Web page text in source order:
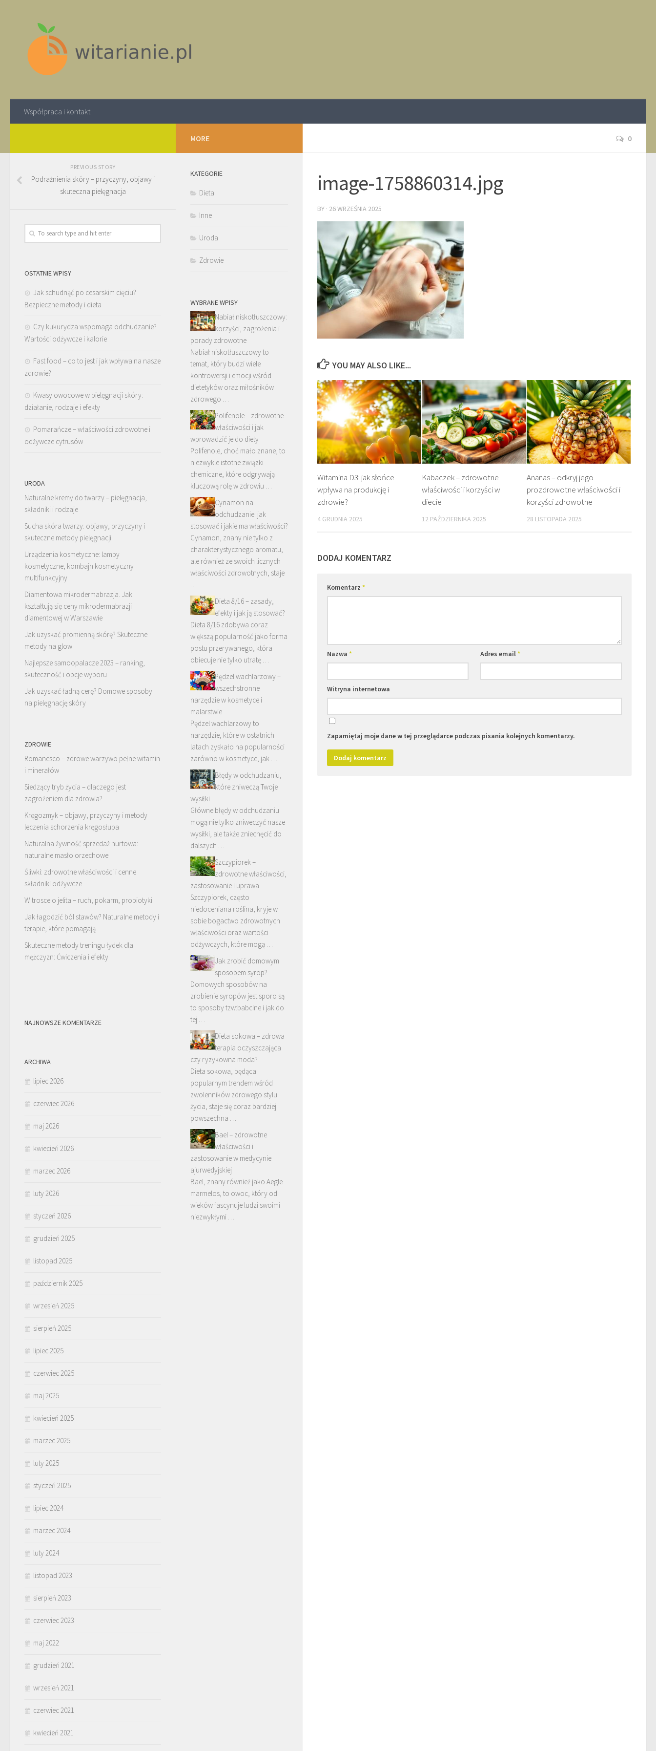
Współpraca i kontakt
0
image-1758860314.jpg
BY · 26 WRZEŚNIA 2025
YOU MAY ALSO LIKE...
Witamina D3: jak słońce
wpływa na produkcję i
zdrowie?
4 GRUDNIA 2025
Kabaczek – zdrowotne
właściwości i korzyści w
diecie
12 PAŹDZIERNIKA 2025
Ananas – odkryj jego
prozdrowotne właściwości i
korzyści zdrowotne
28 LISTOPADA 2025
DODAJ KOMENTARZ
Komentarz *
Nazwa * Adres email*
Witryna internetowa
Zapamiętaj moje dane w tej przeglądarce podczas pisania kolejnych komentarzy.
PREVIOUS STORY
Podrażnienia skóry – przyczyny, objawy i
skuteczna pielęgnacja
OSTATNIE WPISY
Jak schudnąć po cesarskim cięciu?
Bezpieczne metody i dieta
Czy kukurydza wspomaga odchudzanie?
Wartości odżywcze i kalorie
Fast food – co to jest i jak wpływa na nasze
zdrowie?
Kwasy owocowe w pielęgnacji skóry:
działanie, rodzaje i efekty
Pomarańcze – właściwości zdrowotne i
odżywcze cytrusów
URODA
Naturalne kremy do twarzy – pielęgnacja,
składniki i rodzaje
Sucha skóra twarzy: objawy, przyczyny i
skuteczne metody pielęgnacji
Urządzenia kosmetyczne: lampy
kosmetyczne, kombajn kosmetyczny
multifunkcyjny
Diamentowa mikrodermabrazja. Jak
kształtują się ceny mikrodermabrazji
diamentowej w Warszawie
Jak uzyskać promienną skórę? Skuteczne
metody na glow
Najlepsze samoopalacze 2023 – ranking,
skuteczność i opcje wyboru
Jak uzyskać ładną cerę? Domowe sposoby
na pielęgnację skóry
ZDROWIE
Romanesco – zdrowe warzywo pełne witamin
i minerałów
Siedzący tryb życia – dlaczego jest
zagrożeniem dla zdrowia?
Kręgozmyk – objawy, przyczyny i metody
leczenia schorzenia kręgosłupa
Naturalna żywność sprzedaż hurtowa:
naturalne masło orzechowe
Śliwki: zdrowotne właściwości i cenne
składniki odżywcze
W trosce o jelita – ruch, pokarm, probiotyki
Jak łagodzić ból stawów? Naturalne metody i
terapie, które pomagają
Skuteczne metody treningu łydek dla
mężczyzn: Ćwiczenia i efekty
NAJNOWSZE KOMENTARZE
ARCHIWA
lipiec 2026
czerwiec 2026
maj 2026
kwiecień 2026
marzec 2026
luty 2026
styczeń 2026
grudzień 2025
listopad 2025
październik 2025
wrzesień 2025
sierpień 2025
lipiec 2025
czerwiec 2025
maj 2025
kwiecień 2025
marzec 2025
luty 2025
styczeń 2025
lipiec 2024
marzec 2024
luty 2024
listopad 2023
sierpień 2023
czerwiec 2023
maj 2022
grudzień 2021
wrzesień 2021
czerwiec 2021
kwiecień 2021
MORE
KATEGORIE
Dieta
Inne
Uroda
Zdrowie
WYBRANE WPISY
Nabiał niskotłuszczowy:
korzyści, zagrożenia i
porady zdrowotne
Nabiał niskotłuszczowy to
temat, który budzi wiele
kontrowersji i emocji wśród
dietetyków oraz miłośników
zdrowego …
Polifenole – zdrowotne
właściwości i jak
wprowadzić je do diety
Polifenole, choć mało znane, to
niezwykle istotne związki
chemiczne, które odgrywają
kluczową rolę w zdrowiu …
Cynamon na
odchudzanie: jak
stosować i jakie ma właściwości?
Cynamon, znany nie tylko z
charakterystycznego aromatu,
ale również ze swoich licznych
właściwości zdrowotnych, staje
…
Dieta 8/16 – zasady,
efekty i jak ją stosować?
Dieta 8/16 zdobywa coraz
większą popularność jako forma
postu przerywanego, która
obiecuje nie tylko utratę …
Pędzel wachlarzowy –
wszechstronne
narzędzie w kosmetyce i
malarstwie
Pędzel wachlarzowy to
narzędzie, które w ostatnich
latach zyskało na popularności
zarówno w kosmetyce, jak …
Błędy w odchudzaniu,
które zniweczą Twoje
wysiłki
Główne błędy w odchudzaniu
mogą nie tylko zniweczyć nasze
wysiłki, ale także zniechęcić do
dalszych …
Szczypiorek –
zdrowotne właściwości,
zastosowanie i uprawa
Szczypiorek, często
niedoceniana roślina, kryje w
sobie bogactwo zdrowotnych
właściwości oraz wartości
odżywczych, które mogą …
Jak zrobić domowym
sposobem syrop?
Domowych sposobów na
zrobienie syropów jest sporo są
to sposoby tzw:babcine i jak do
tej …
Dieta sokowa – zdrowa
terapia oczyszczająca
czy ryzykowna moda?
Dieta sokowa, będąca
popularnym trendem wśród
zwolenników zdrowego stylu
życia, staje się coraz bardziej
powszechna …
Bael – zdrowotne
właściwości i
zastosowanie w medycynie
ajurwedyjskiej
Bael, znany również jako Aegle
marmelos, to owoc, który od
wieków fascynuje ludzi swoimi
niezwykłymi …